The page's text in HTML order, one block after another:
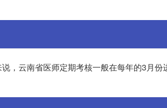
，云南省医师定期考核一般在每年的3月份